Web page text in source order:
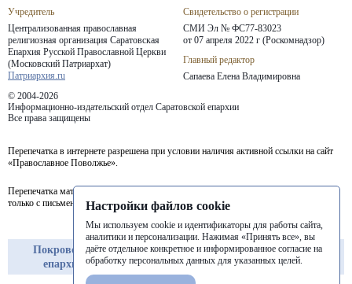
Учредитель
Централизованная православная
религиозная организация Саратовская
Епархия Русской Православной Церкви
(Московский Патриархат)
Патриархия.ru
Свидетельство о регистрации
СМИ Эл № ФС77-83023
от 07 апреля 2022 г (Роскомнадзор)
Главный редактор
Сапаева Елена Владимировна
© 2004-2026
Информационно-издательский отдел Саратовской епархии
Все права защищены
Перепечатка в интернете разрешена при условии наличия активной ссылки на сайт
«Православное Поволжье».
Перепечатка материалов портала в печатных изданиях (книгах, прессе) возможна
только с письменного разрешения редакции.
Покровская
епархия
Балашовская
епархия
Балаковская
епархия
Настройки файлов cookie
Мы используем cookie и идентификаторы для работы сайта,
аналитики и персонализации. Нажимая «Принять все», вы
даёте отдельное конкретное и информированное согласие на
обработку персональных данных для указанных целей.